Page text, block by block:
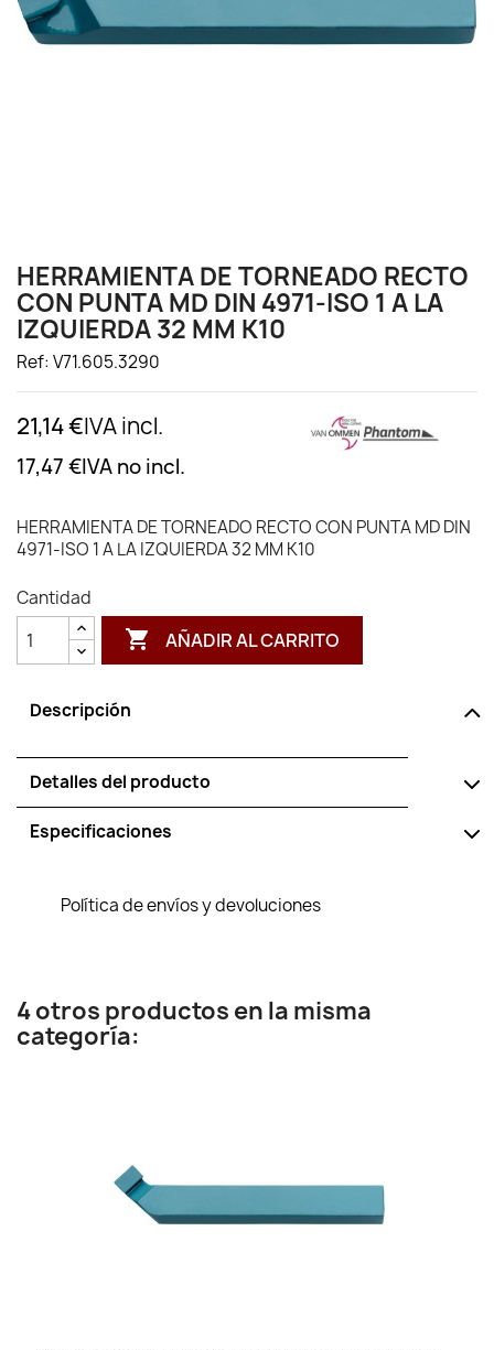
HERRAMIENTA DE TORNEADO RECTO
CON PUNTA MD DIN 4971-ISO 1 A LA
IZQUIERDA 32 MM K10
Ref: V71.605.3290
21,14 €IVA incl.
17,47 €IVA no incl.
HERRAMIENTA DE TORNEADO RECTO CON PUNTA MD DIN
4971-ISO 1 A LA IZQUIERDA 32 MM K10
Cantidad
 AÑADIR AL CARRITO
Descripción
Detalles del producto
Especificaciones
Política de envíos y devoluciones
4 otros productos en la misma
categoría: